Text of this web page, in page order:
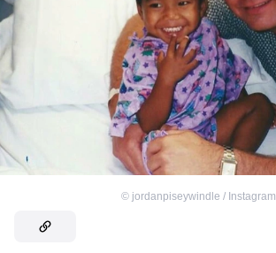
© jordanpiseywindle / Instagram